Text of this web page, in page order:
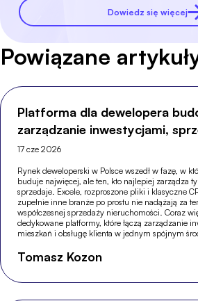
Dowiedz się więcej
Powiązane
Platforma dla dewelopera
zarządzanie inwestycjami,
17 cze 2026
Rynek deweloperski w Polsce wszedł w fazę, w
buduje najwięcej, ale ten, kto najlepiej zarządza
sprzedaje. Excele, rozproszone pliki i klasyczne
zupełnie inne branże po prostu nie nadążają za
współczesnej sprzedaży nieruchomości. Coraz
dedykowane platformy, które łączą zarządzanie
mieszkań i obsługę klienta w jednym spójnym
Tomasz Kozon